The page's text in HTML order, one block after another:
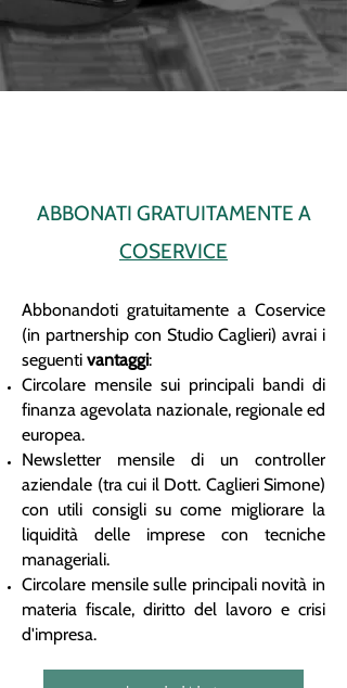
ABBONATI GRATUITAMENTE A
COSERVICE
Abbonandoti gratuitamente a Coservice
(in partnership con Studio Caglieri) avrai i
seguenti vantaggi:
Circolare mensile sui principali bandi di
finanza agevolata nazionale, regionale ed
europea.
Newsletter mensile di un controller
aziendale (tra cui il Dott. Caglieri Simone)
con utili consigli su come migliorare la
liquidità delle imprese con tecniche
manageriali.
Circolare mensile sulle principali novità in
materia fiscale, diritto del lavoro e crisi
d'impresa.